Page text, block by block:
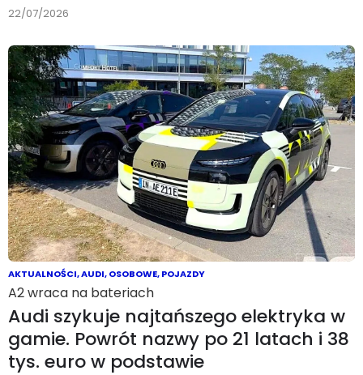
22/07/2026
AKTUALNOŚCI,AUDI,OSOBOWE,POJAZDY
A2 wraca na bateriach
Audi szykuje najtańszego elektryka w
gamie. Powrót nazwy po 21 latach i 38
tys. euro w podstawie